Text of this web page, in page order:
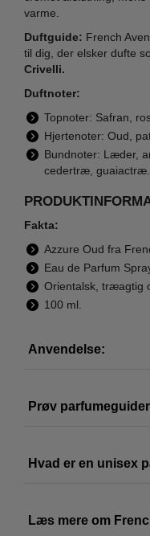
varme.
Duftguide: French
til dig, der elsker dufte
Crivelli.
Duftnoter:
Topnoter: Safran,
Hjertenoter: Oud,
Bundnoter: Læder,
cedertræ, guaiactræ.
Fakta:
Azzure Oud fra
Eau de Parfum
Orientalsk, træagtig
100 ml.
Anvendelse:
Prøv
Hvad er en unisex
Læs mere om